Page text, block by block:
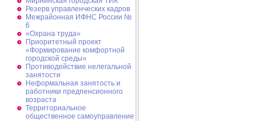
Резерв управленческих кадров
Межрайонная ИФНС России №
6
«Охрана труда»
Приоритетный проект
«Формирование комфортной
городской среды»
Противодействие нелегальной
занятости
Неформальная занятость и
работники предпенсионного
возраста
Территориальное
общественное самоуправление